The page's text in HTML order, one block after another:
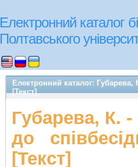
Електронний каталог
Полтавського
Електронний каталог: Губарева,
[Текст]
Губарева, К. -
до
[Текст]